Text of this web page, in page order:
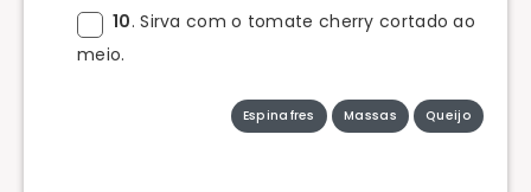
10. Sirva com o tomate cherry cortado ao
meio.
Espinafres Massas Queijo